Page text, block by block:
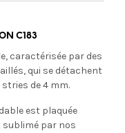
C183
caractérisée par des
qui se détachent
de 4 mm.
est plaquée
sublimé par nos